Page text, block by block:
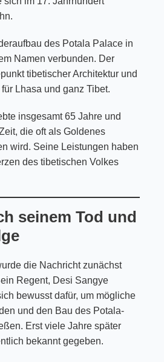
des Potala Palace in
Namen verbunden. Der
tibetischer Architektur und
Lhasa und ganz Tibet.
insgesamt 65 Jahre und
die oft als Goldenes
wird. Seine Leistungen haben
des tibetischen Volkes
seinem Tod und
die Nachricht zunächst
Regent, Desi Sangye
bewusst dafür, um mögliche
und den Bau des Potala-
Erst viele Jahre später
bekannt gegeben.